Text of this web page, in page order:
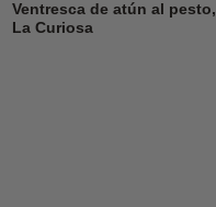
Ventresca de atún al pesto,
La Curiosa